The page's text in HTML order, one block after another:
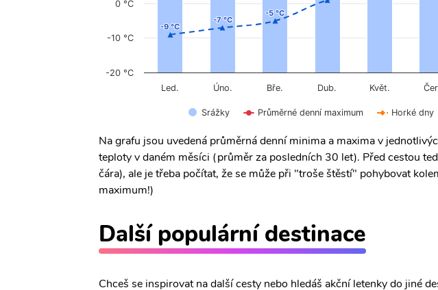
-9 °C
-9 °C
-7 °C
-7 °C
-5 °C
-5 °C
Srážky Průměrné denní maximum Horké dny
Led. Úno. Bře. Dub. Květ.
-20 °C
-10 °C
0 °C
Na grafu jsou uvedená průměrná denní minima a maxima v
teploty v daném měsíci (průměr za posledních 30 let). Před cestou
čára), ale je třeba počítat, že se může při "troše štěstí" pohybovat
maximum!)
Další populární destinace
Chceš se inspirovat na další cesty nebo hledáš akční letenky do jiné